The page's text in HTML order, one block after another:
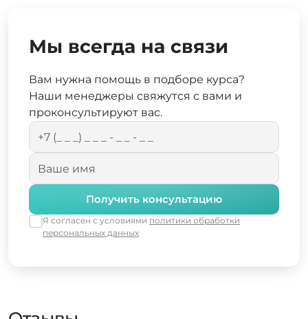
Мы всегда на связи
Вам нужна помощь в подборе курса?
Наши менеджеры свяжутся с вами и
проконсультируют вас.
Получить консультацию
Я согласен с условиями политики обработки
персональных данных